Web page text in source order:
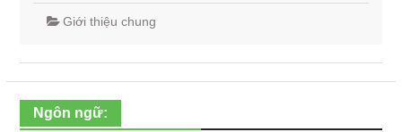
Giới thiệu chung
Ngôn ngữ: